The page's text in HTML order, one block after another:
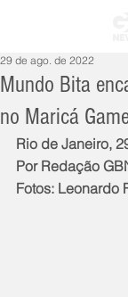
Mundo Bita
no Maricá
29 de ago. de 2022
Rio de Janeiro,
Por Redação
Fotos: Leonardo